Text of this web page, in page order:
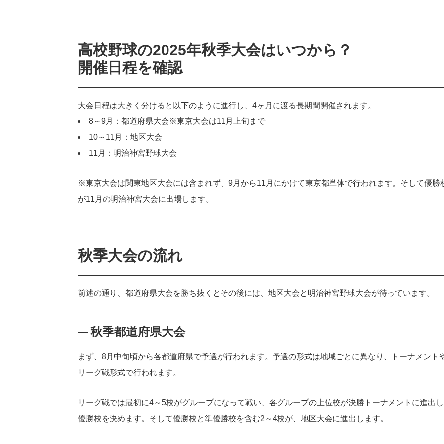
高校野球の2025年秋季大会はいつから？
開催日程を確認
大会日程は大きく分けると以下のように進行し、4ヶ月に渡る長期間開催されます。
8～9月：都道府県大会※東京大会は11月上旬まで
10～11月：地区大会
11月：明治神宮野球大会
※東京大会は関東地区大会には含まれず、9月から11月にかけて東京都単体で行われます。そして優勝
が11月の明治神宮大会に出場します。
秋季大会の流れ
前述の通り、都道府県大会を勝ち抜くとその後には、地区大会と明治神宮野球大会が待っています。
秋季都道府県大会
まず、8月中旬頃から各都道府県で予選が行われます。予選の形式は地域ごとに異なり、トーナメント
リーグ戦形式で行われます。
リーグ戦では最初に4～5校がグループになって戦い、各グループの上位校が決勝トーナメントに進出
優勝校を決めます。そして優勝校と準優勝校を含む2～4校が、地区大会に進出します。